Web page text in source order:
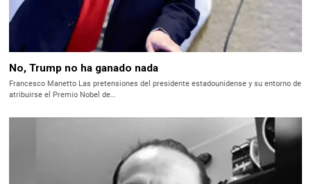
No, Trump no ha ganado nada
Francesco Manetto Las pretensiones del presidente estadounidense y su entorno de
atribuirse el Premio Nobel de…